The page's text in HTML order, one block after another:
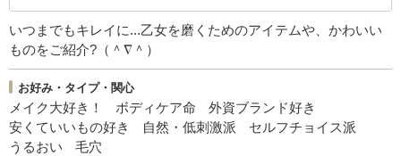
いつまでもキレイに...乙女を磨くためのアイテムや、かわいい
ものをご紹介?（＾∇＾）
お好み・タイプ・関心
メイク大好き！ ボディケア命
外資ブランド好き
安くていいもの好き
自然・低刺激派
セルフチョイス派
うるおい
毛穴